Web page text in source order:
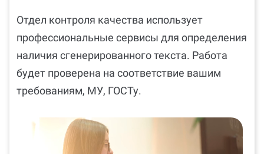
Отдел контроля качества использует
профессиональные сервисы для определения
наличия сгенерированного текста. Работа
будет проверена на соответствие вашим
требованиям, МУ, ГОСТу.